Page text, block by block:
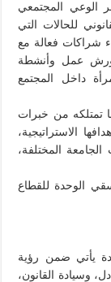
المجتمعي
للحالات التي
فعالة مع
وورش عمل وأنشطة
داخل المجتمع
تمتلكه من خبرات
الاستراتيجية،
المختلفة،
الوحدة للقطاع
يأتي ضمن رؤية
وسيادة القانون،